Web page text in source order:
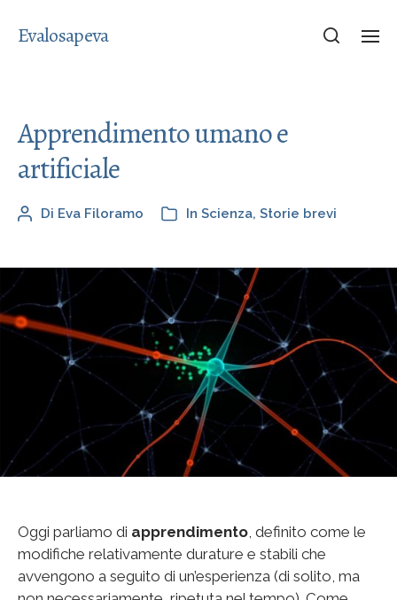
Evalosapeva
Apprendimento umano e
artificiale
Di Eva Filoramo In Scienza, Storie brevi
Oggi parliamo di apprendimento , definito come le
modifiche relativamente durature e stabili che
avvengono a seguito di un’esperienza (di solito, ma